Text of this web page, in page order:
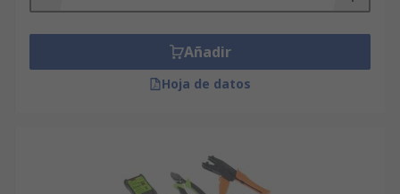
Añadir
Hoja de datos